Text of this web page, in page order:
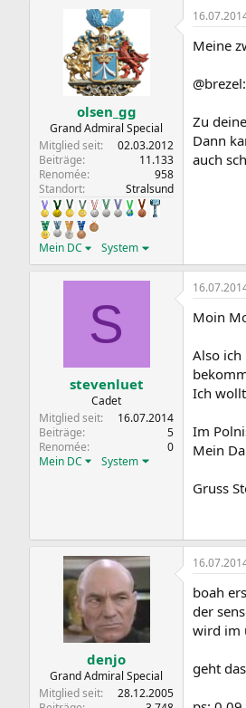
olsen_gg
Grand Admiral Special
Mitglied seit
02.03.2012
Beiträge
11.133
Renomée
958
Standort
Stralsund
Mein DC System
Meine
Zu
Dann
auch
S
stevenluet
Cadet
Mitglied seit
16.07.2014
Beiträge
5
Renomée
0
Mein DC
System
Moin
Also ich
Ich
Im
Mein
Gruss
denjo
Grand Admiral Special
Mitglied seit
28.12.2005
boah
der
wird im
geht